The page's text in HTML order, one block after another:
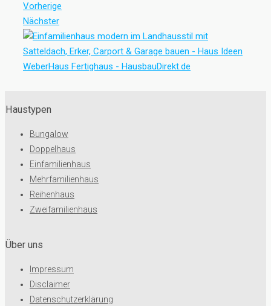
Vorherige
Nächster
Haustypen
Bungalow
Doppelhaus
Einfamilienhaus
Mehrfamilienhaus
Reihenhaus
Zweifamilienhaus
Über uns
Impressum
Disclaimer
Datenschutzerklärung